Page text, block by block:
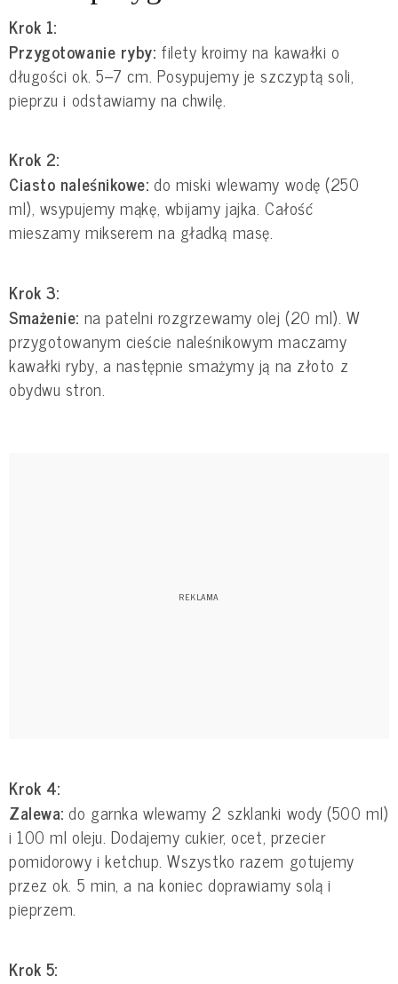
Krok 1:
Przygotowanie ryby: filety kroimy na kawałki o
długości ok. 5–7 cm. Posypujemy je szczyptą soli,
pieprzu i odstawiamy na chwilę.
Krok 2:
Ciasto naleśnikowe:do miski wlewamy wodę (250
ml), wsypujemy mąkę, wbijamy jajka. Całość
mieszamy mikserem na gładką masę.
Krok 3:
Smażenie: na patelni rozgrzewamy olej (20 ml). W
przygotowanym cieście naleśnikowym maczamy
kawałki ryby, a następnie smażymy ją na złoto z
obydwu stron.
Krok 4:
Zalewa: do garnka wlewamy 2 szklanki wody (500 ml)
i 100 ml oleju. Dodajemy cukier, ocet, przecier
pomidorowy i ketchup. Wszystko razem gotujemy
przez ok. 5 min, a na koniec doprawiamy solą i
pieprzem.
Krok 5: